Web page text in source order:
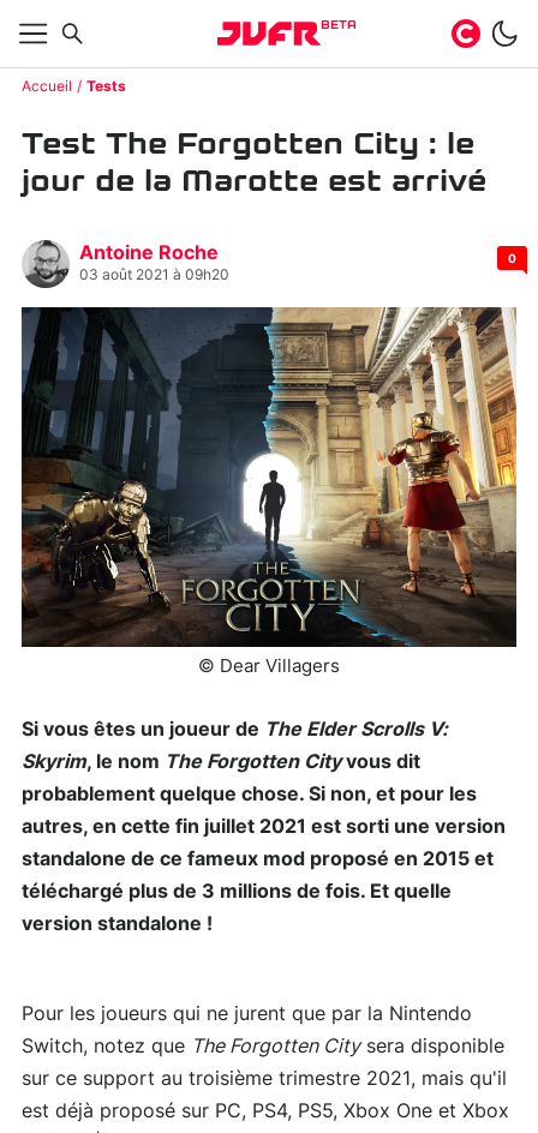
BETA
Accueil Tests
Test The Forgotten City : le
jour de la Marotte est arrivé
Antoine Roche
03 août 2021 à 09h20
0
© Dear Villagers
Si vous êtes un joueur de The Elder Scrolls V:
Skyrim, le nom The Forgotten Cityvous dit
probablement quelque chose. Si non, et pour les
autres, en cette fin juillet 2021 est sorti une version
standalone de ce fameux mod proposé en 2015 et
téléchargé plus de 3 millions de fois. Et quelle
version standalone !
Pour les joueurs qui ne jurent que par la Nintendo
Switch, notez que The Forgotten Citysera disponible
sur ce support au troisième trimestre 2021, mais qu'il
est déjà proposé sur PC, PS4, PS5, Xbox One et Xbox